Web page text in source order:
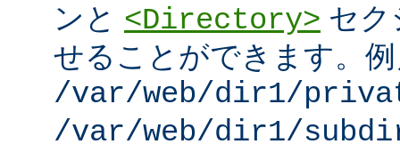
ンと <Directory> セク
せることができます。
/var/web/dir1/
/var/web/dir1/